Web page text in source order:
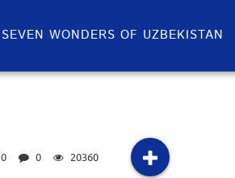
SEVEN WONDERS OF UZBEKISTAN
0 0 20360